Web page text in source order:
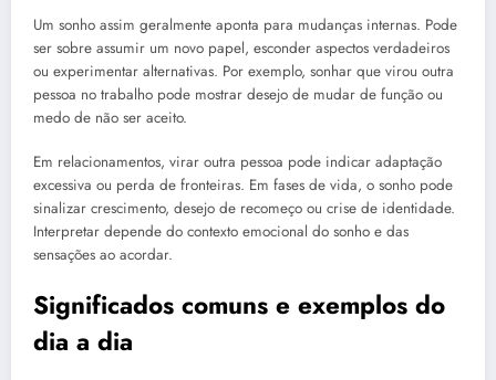
Um sonho assim geralmente aponta para mudanças internas. Pode
ser sobre assumir um novo papel, esconder aspectos verdadeiros
ou experimentar alternativas. Por exemplo, sonhar que virou outra
pessoa no trabalho pode mostrar desejo de mudar de função ou
medo de não ser aceito.
Em relacionamentos, virar outra pessoa pode indicar adaptação
excessiva ou perda de fronteiras. Em fases de vida, o sonho pode
sinalizar crescimento, desejo de recomeço ou crise de identidade.
Interpretar depende do contexto emocional do sonho e das
sensações ao acordar.
Significados comuns e exemplos do
dia a dia